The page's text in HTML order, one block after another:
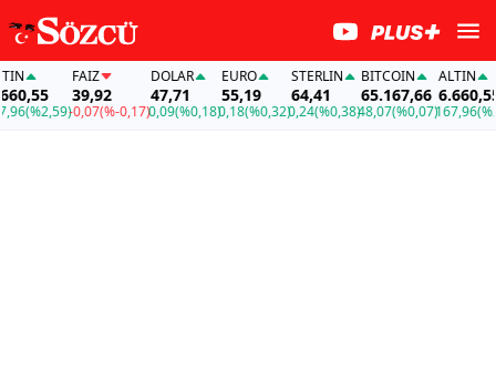
(%2,59)
FAİZ
39,92
-0,07(%-0,17)
DOLAR
47,71
0,09(%0,18)
EURO
55,19
0,18(%0,32)
STERLIN
64,41
0,24(%0,38)
BITCOIN
65.167,66
48,07(%0,07)
ALTIN
6.660,55
167,96